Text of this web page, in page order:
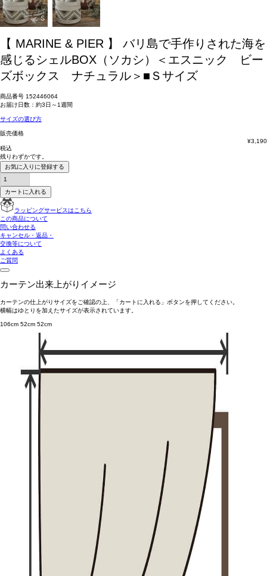
【 MARINE & PIER 】 バリ島で手作りされた海を
感じるシェルBOX（ソカシ）＜エスニック ビー
ズボックス ナチュラル＞■Ｓサイズ
商品番号 152446064
お届け日数：約3日～1週間
サイズの選び方
販売価格
¥3,190
税込
残りわずかです。
お気に入りに登録する
カートに入れる
ラッピングサービスはこちら
この商品について
問い合わせる
キャンセル・返品・
交換等について
よくある
ご質問
カーテン出来上がりイメージ
カーテンの仕上がりサイズをご確認の上、「カートに入れる」ボタンを押してください。
横幅はゆとりを加えたサイズが表示されています。
106cm 52cm 52cm